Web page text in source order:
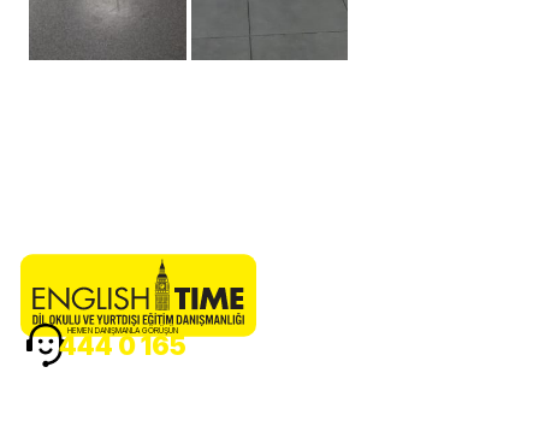
HEMEN DANIŞMANLA GÖRÜŞÜN
444 0 165